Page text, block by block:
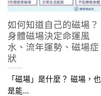
如何知道自己的磁場？
身體磁場決定命運風
水、流年運勢、磁場症
狀
「磁場」是什麼？ 磁場，也
是能...